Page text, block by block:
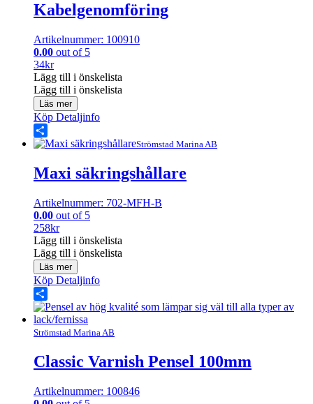
Kabelgenomföring
Artikelnummer: 100910
0.00 out of 5
34kr
Lägg till i önskelista
Lägg till i önskelista
Läs mer
Köp Detaljinfo
Share Strömstad Marina AB
Maxi säkringshållare
Artikelnummer: 702-MFH-B
0.00 out of 5
258kr
Lägg till i önskelista
Lägg till i önskelista
Läs mer
Köp Detaljinfo
Share
Strömstad Marina AB
Classic Varnish Pensel 100mm
Artikelnummer: 100846